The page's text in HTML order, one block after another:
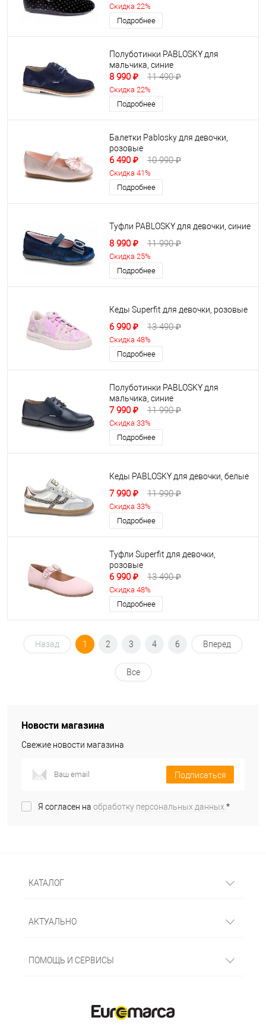
Скидка 22%
Подробнее
Полуботинки PABLOSKY для
мальчика, синие
8 990 ₽ 11 490 ₽
Скидка 22%
Подробнее
Балетки Pablosky для девочки,
розовые
6 490 ₽ 10 990 ₽
Скидка 41%
Подробнее
Туфли PABLOSKY для девочки, синие
8 990 ₽ 11 990 ₽
Скидка 25%
Подробнее
Кеды Superfit для девочки, розовые
6 990 ₽ 13 490 ₽
Скидка 48%
Подробнее
Полуботинки PABLOSKY для
мальчика, синие
7 990 ₽ 11 990 ₽
Скидка 33%
Подробнее
Кеды PABLOSKY для девочки, белые
7 990 ₽ 11 990 ₽
Скидка 33%
Подробнее
Туфли Superfit для девочки,
розовые
6 990 ₽ 13 490 ₽
Скидка 48%
Подробнее
Назад 1 2 3 4 6 Вперед
Все
Новости магазина
Свежие новости магазина
Подписаться
Я согласен на обработку персональных данных.*
КАТАЛОГ
АКТУАЛЬНО
ПОМОЩЬ И СЕРВИСЫ